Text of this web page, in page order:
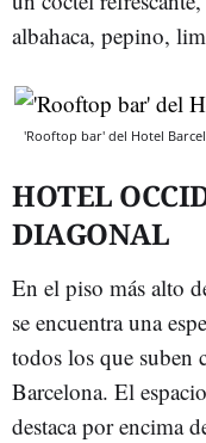
albahaca, pepino,
'Rooftop bar' del Hotel
HOTEL
DIAGONAL
En el piso más alto
se encuentra una
todos los que suben
Barcelona. El
destaca por encima